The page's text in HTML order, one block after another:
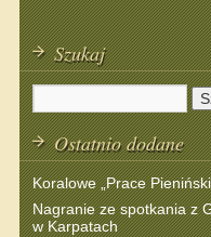
Szukaj
Ostatnio dodane
Koralowe „Prace
Nagranie ze spotkania z
w Karpatach